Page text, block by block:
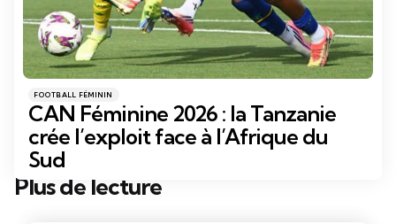
Catégories
Posté
dans
FOOTBALL FÉMININ
CAN Féminine 2026 : la Tanzanie
crée l’exploit face à l’Afrique du
Sud
Plus de lecture
Post